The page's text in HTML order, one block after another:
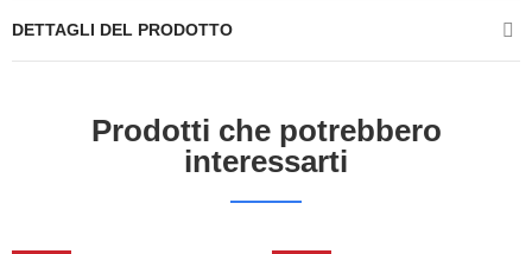
DETTAGLI DEL PRODOTTO
Prodotti che potrebbero
interessarti